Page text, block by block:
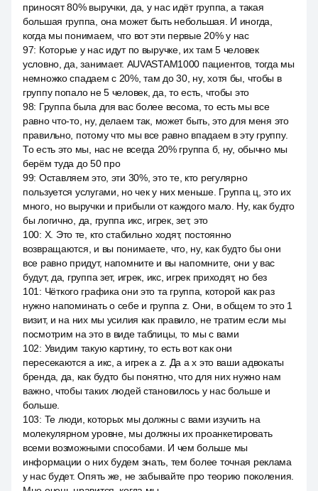
приносят 80% выручки, да, у нас идёт группа, а такая
большая группа, она может быть небольшая. И иногда,
когда мы понимаем, что вот эти первые 20% у нас
97: Которые у нас идут по выручке, их там 5 человек
условно, да, занимает. AUVASTAM1000 пациентов, тогда мы
немножко спадаем с 20%, там до 30, ну, хотя бы, чтобы в
группу попало не 5 человек, да, то есть, чтобы это
98: Группа была для вас более весома, то есть мы все
равно что-то, ну, делаем так, может быть, это для меня это
правильно, потому что мы все равно впадаем в эту группу.
То есть это мы, нас не всегда 20% группа б, ну, обычно мы
берём туда до 50 про
99: Оставляем это, эти 30%, это те, кто регулярно
пользуется услугами, но чек у них меньше. Группа ц, это их
много, но выручки и прибыли от каждого мало. Ну, как будто
бы логично, да, группа икс, игрек, зет, это
100: X. Это те, кто стабильно ходят, постоянно
возвращаются, и вы понимаете, что, ну, как будто бы они
все равно придут, напомните и вы напомните, они у вас
будут, да, группа зет, игрек, икс, игрек приходят, но без
101 : Чёткого графика они это та группа, которой как раз
нужно напоминать о себе и группа z. Они, в общем то это 1
визит, и на них мы усилия как правило, не тратим если мы
посмотрим на это в виде таблицы, то мы с вами
102: Увидим такую картину, то есть вот как они
пересекаются а икс, а игрек a z. Да а x это ваши адвокаты
бренда, да, как будто бы понятно, что для них нужно нам
важно, чтобы таких людей становилось у нас больше и
больше.
103: Те люди, которых мы должны с вами изучить на
молекулярном уровне, мы должны их проанкетировать
всеми возможными способами. И чем больше мы
информации о них будем знать, тем более точная реклама
у нас будет. Опять же, не забывайте про теорию поколения.